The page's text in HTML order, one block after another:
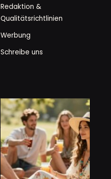
Redaktion &
Qualitätsrichtlinien
Werbung
Schreibe uns